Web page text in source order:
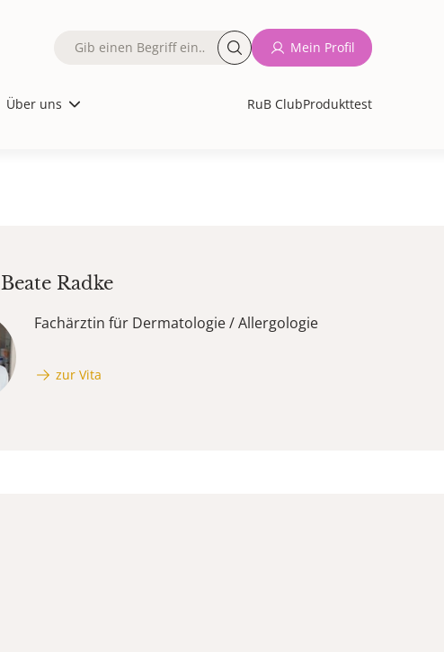
Über uns RuB ClubProdukttest
Fulltext
Mein Profil
Beate Radke
Fachärztin für Dermatologie / Allergologie
zur Vita